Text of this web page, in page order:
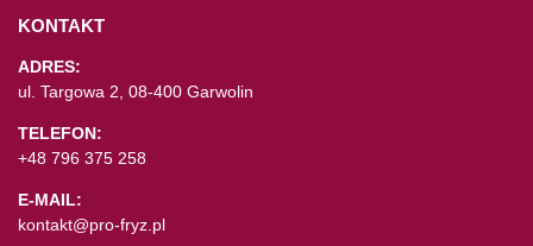
KONTAKT
ADRES:
ul. Targowa 2, 08-400 Garwolin
TELEFON:
+48 796 375 258
E-MAIL:
kontakt@pro-fryz.pl